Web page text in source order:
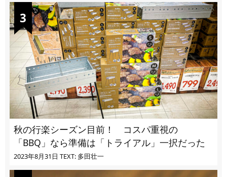
秋の行楽シーズン目前！ コスパ重視の
「BBQ」なら準備は「トライアル」一択だった
2023年8月31日 TEXT: 多田壮一